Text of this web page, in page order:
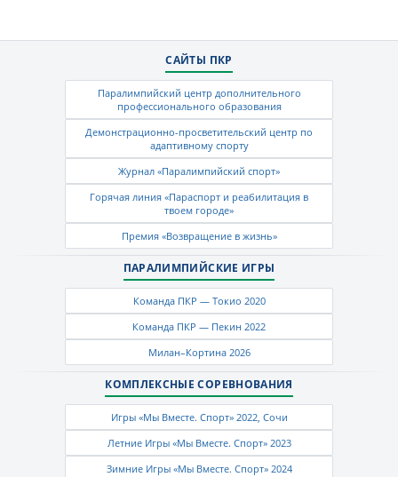
САЙТЫ ПКР
Паралимпийский центр дополнительного
профессионального образования
Демонстрационно-просветительский центр по
адаптивному спорту
Журнал «Паралимпийский спорт»
Горячая линия «Параспорт и реабилитация в
твоем городе»
Премия «Возвращение в жизнь»
ПАРАЛИМПИЙСКИЕ ИГРЫ
Команда ПКР — Токио 2020
Команда ПКР — Пекин 2022
Милан–Кортина 2026
КОМПЛЕКСНЫЕ СОРЕВНОВАНИЯ
Игры «Мы Вместе. Спорт» 2022, Сочи
Летние Игры «Мы Вместе. Спорт» 2023
Зимние Игры «Мы Вместе. Спорт» 2024